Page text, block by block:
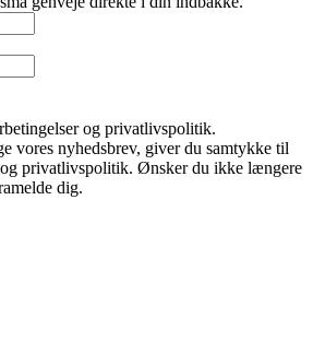
og privatlivspolitik.
vores nyhedsbrev, giver du samtykke til
privatlivspolitik. Ønsker du ikke længere
dig.